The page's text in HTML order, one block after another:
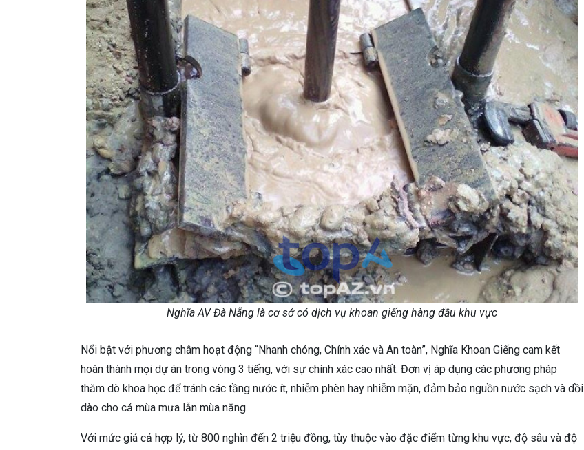
Nghĩa AV Đà Nẵng là cơ sở có dịch vụ khoan giếng hàng đầu khu vực
Nổi bật với phương châm hoạt động “Nhanh chóng, Chính xác và An toàn”, Nghĩa Khoan Giếng cam kết
hoàn thành mọi dự án trong vòng 3 tiếng, với sự chính xác cao nhất. Đơn vị áp dụng các phương pháp
thăm dò khoa học để tránh các tầng nước ít, nhiễm phèn hay nhiễm mặn, đảm bảo nguồn nước sạch và dồi
dào cho cả mùa mưa lẫn mùa nắng.
Với mức giá cả hợp lý, từ 800 nghìn đến 2 triệu đồng, tùy thuộc vào đặc điểm từng khu vực, độ sâu và độ